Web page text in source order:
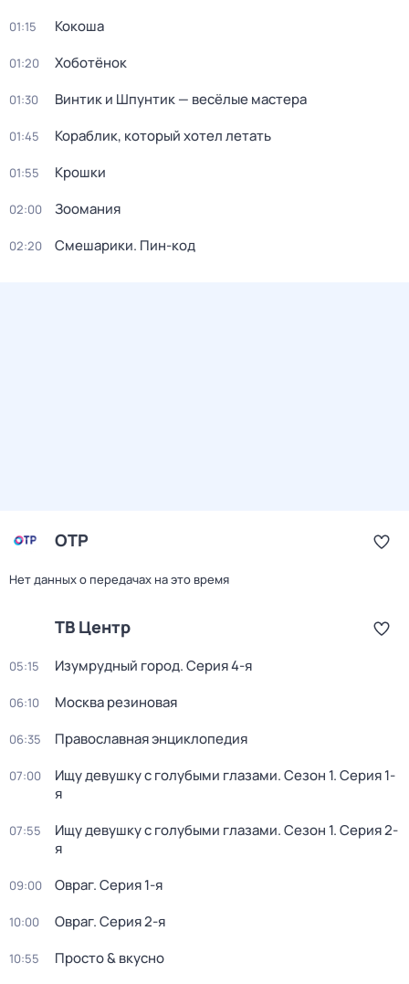
01:15 Кокоша
01:20 Хоботёнок
01:30 Винтик и Шпунтик — весёлые мастера
01:45 Кораблик, который хотел летать
01:55 Крошки
02:00 Зоомания
02:20 Смешарики. Пин-код
ОТР
Нет данных о передачах на это время
ТВ Центр
05:15 Изумрудный город. Серия 4-я
06:10 Москва резиновая
06:35 Православная энциклопедия
07:00 Ищу девушку с голубыми глазами. Сезон 1. Серия 1-
я
07:55 Ищу девушку с голубыми глазами. Сезон 1. Серия 2-
я
09:00 Овраг. Серия 1-я
10:00 Овраг. Серия 2-я
10:55 Просто & вкусно